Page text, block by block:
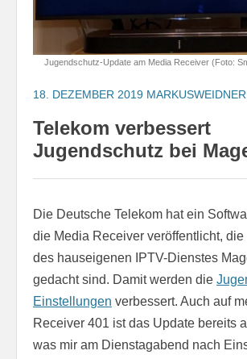
Jugendschutz-Update am Media Receiver (Foto:
18. DEZEMBER 2019 MARKUSWEIDNER
Telekom verbessert
Jugendschutz bei
Die Deutsche Telekom hat ein
die Media Receiver veröffentlicht, die
des hauseigenen IPTV-Dienstes
gedacht sind. Damit werden die
Einstellungen verbessert. Auch auf
Receiver 401 ist das Update bereits
was mir am Dienstagabend nach